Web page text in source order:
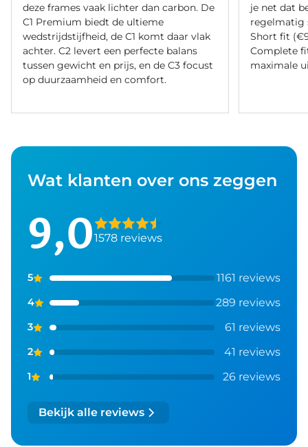
deze frames vaak lichter dan carbon. De
C1 Premium biedt de ultieme
wedstrijdstijfheid, de C1 komt daar vlak
achter. C2 levert een perfecte balans
tussen gewicht en prijs, en de C3 focust
op duurzaamheid en comfort.
je net dat
regelmatig
Short fit
Complete
maximale
Wat klanten over ons zeggen
9,01578 reviews
5 1161 reviews
4 289 reviews
3 61 reviews
2 41 reviews
1 26 reviews
Bekijk alle reviews